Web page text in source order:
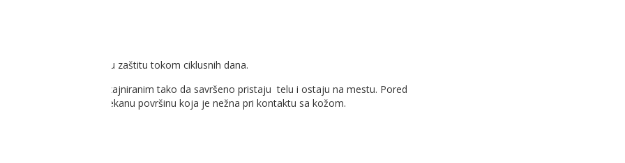
koji pružaju potrebnu zaštitu tokom ciklusnih dana.
oblik uložaka dizajniranim tako da savršeno pristaju telu i ostaju na mestu. Pored
brzu apsorbciju i mekanu površinu koja je nežna pri kontaktu sa kožom.